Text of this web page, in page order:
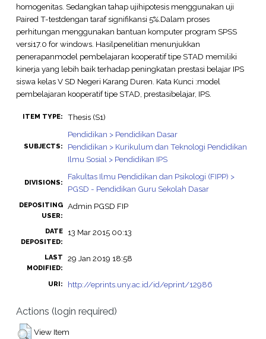
homogenitas. Sedangkan tahap ujihipotesis menggunakan uji
Paired T-testdengan taraf signifikansi 5%.Dalam proses
perhitungan menggunakan bantuan komputer program SPSS
versi17.0 for windows. Hasilpenelitian menunjukkan
penerapanmodel pembelajaran kooperatif tipe STAD memiliki
kinerja yang lebih baik terhadap peningkatan prestasi belajar IPS
siswa kelas V SD Negeri Karang Duren. Kata Kunci :model
pembelajaran kooperatif tipe STAD, prestasibelajar, IPS.
ITEM TYPE: Thesis (S1)
SUBJECTS:
Pendidikan > Pendidikan Dasar
Pendidikan > Kurikulum dan Teknologi Pendidikan
Ilmu Sosial > Pendidikan IPS
DIVISIONS:
Fakultas Ilmu Pendidikan dan Psikologi (FIPP) >
PGSD - Pendidikan Guru Sekolah Dasar
DEPOSITING
USER:
Admin PGSD FIP
DATE
DEPOSITED:
13 Mar 2015 00:13
LAST
MODIFIED:
29 Jan 2019 18:58
URI: http://eprints.uny.ac.id/id/eprint/12986
Actions (login required)
View Item